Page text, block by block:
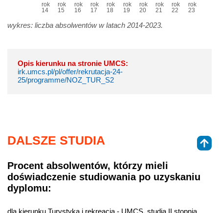
rok
14
rok
15
rok
16
rok
17
rok
18
rok
19
rok
20
rok
21
rok
22
rok
23
wykres: liczba absolwentów w latach 2014-2023.
Opis kierunku na stronie UMCS:
irk.umcs.pl/pl/offer/rekrutacja-24-
25/programme/NOZ_TUR_S2
DALSZE STUDIA
Procent absolwentów, którzy mieli
doświadczenie studiowania po uzyskaniu
dyplomu:
dla kierunku Turystyka i rekreacja - UMCS, studia II stopnia